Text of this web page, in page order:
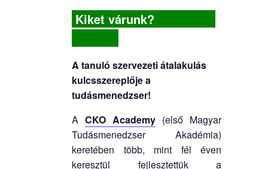
Kiket várunk?
A tanuló szervezeti átalakulás
kulcsszereplője a
tudásmenedzser!
A CKO Academy (első Magyar
Tudásmenedzser Akadémia)
keretében több, mint fél éven
keresztül fejlesztettük a